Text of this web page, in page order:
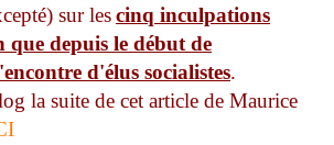
sur lescinq inculpations
que depuis le début de
d'élus socialistes.
la suite de cet article de Maurice